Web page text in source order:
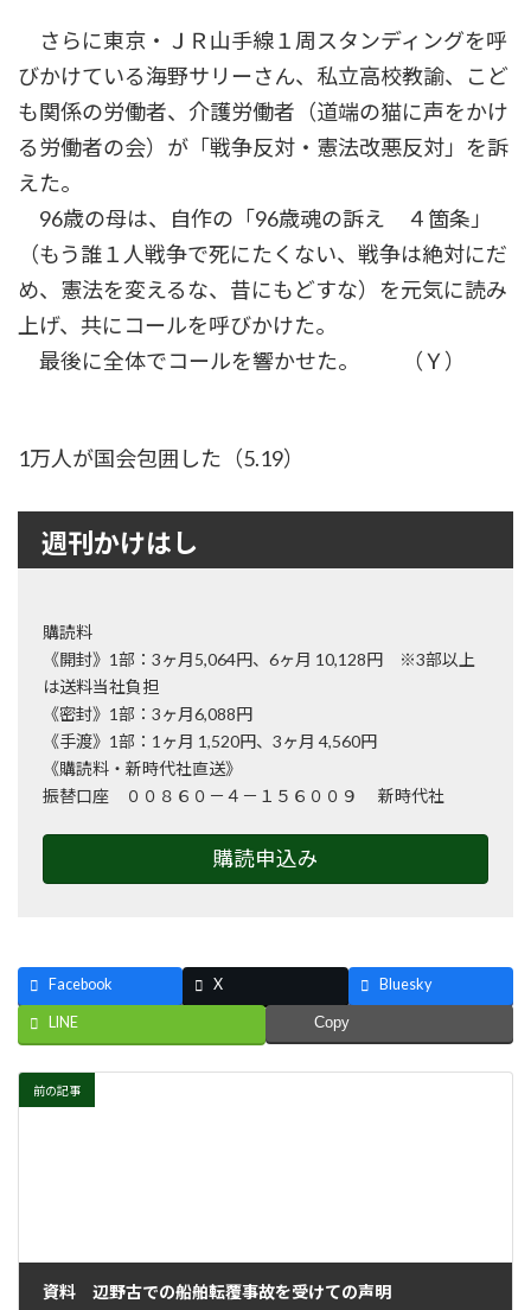
さらに東京・ＪＲ山手線１周スタンディングを呼
びかけている海野サリーさん、私立高校教諭、こど
も関係の労働者、介護労働者（道端の猫に声をかけ
る労働者の会）が「戦争反対・憲法改悪反対」を訴
えた。
96歳の母は、自作の「96歳魂の訴え ４箇条」
（もう誰１人戦争で死にたくない、戦争は絶対にだ
め、憲法を変えるな、昔にもどすな）を元気に読み
上げ、共にコールを呼びかけた。
最後に全体でコールを響かせた。 （Ｙ）
1万人が国会包囲した（5.19）
週刊かけはし
購読料
《開封》1部：3ヶ月5,064円、6ヶ月 10,128円 ※3部以上
は送料当社負担
《密封》1部：3ヶ月6,088円
《手渡》1部：1ヶ月 1,520円、3ヶ月 4,560円
《購読料・新時代社直送》
振替口座 ００８６０－４－１５６００９ 新時代社
購読申込み
Facebook X Bluesky
LINE Copy
前の記事
資料 辺野古での船舶転覆事故を受けての声明